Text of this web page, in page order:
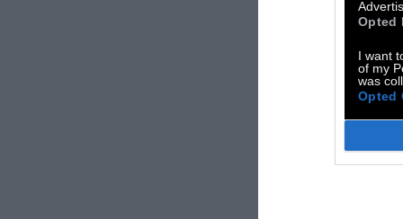
Opted
I want
of my
was
Opted